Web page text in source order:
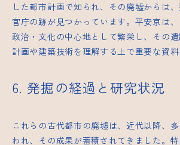
した都市計画で知られ、その廃墟からは
官庁の跡が見つかっています。平安京は
政治・文化の中心地として繁栄し、その
計画や建築技術を理解する上で重要な資料
6. 発掘の経過と研究状況
これらの古代都市の廃墟は、近代以降、
われ、その成果が蓄積されてきました。